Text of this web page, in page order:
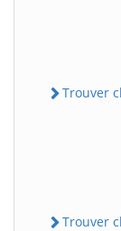
Trouver
Trouver